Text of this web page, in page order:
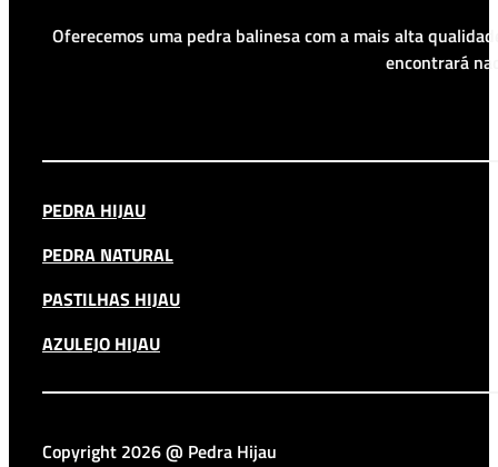
Oferecemos uma pedra balinesa com a mais alta
encontrará
PEDRA HIJAU
PEDRA NATURAL
PASTILHAS HIJAU
AZULEJO HIJAU
Copyright 2026 @ Pedra Hijau